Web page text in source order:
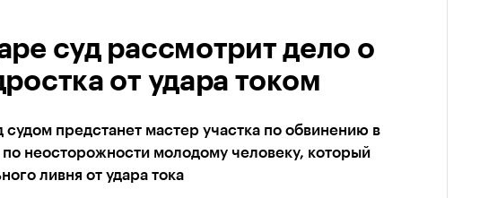
суд рассмотрит дело о
от удара током
предстанет мастер участка по обвинению в
неосторожности молодому человеку, который
ливня от удара тока